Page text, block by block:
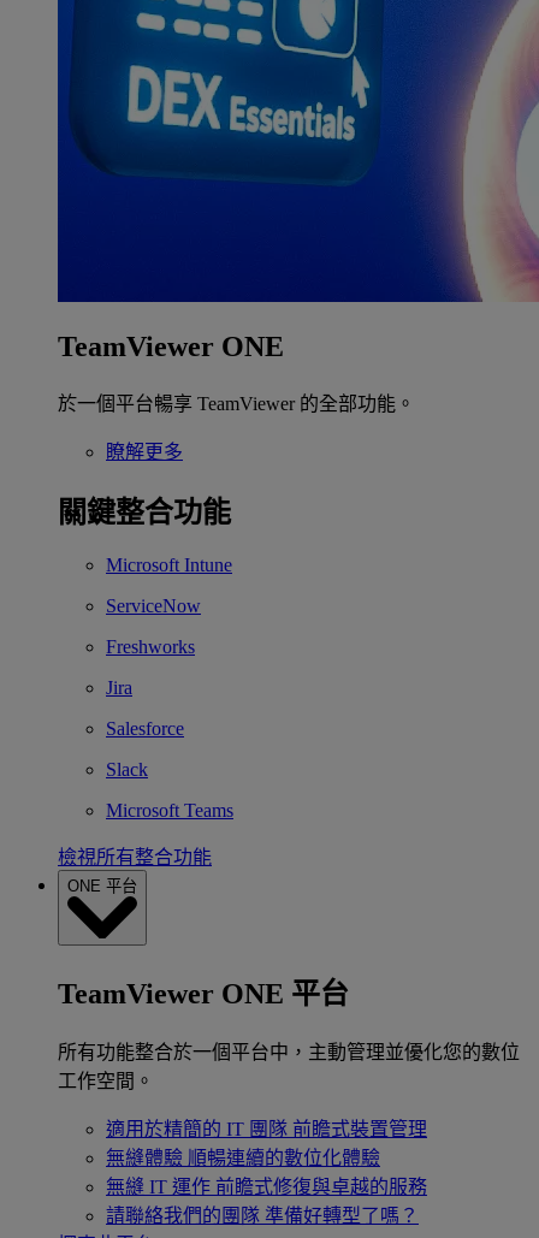
TeamViewer ONE
於一個平台暢享 TeamViewer 的全部功能。
瞭解更多
關鍵整合功能
Microsoft Intune
ServiceNow
Freshworks
Jira
Salesforce
Slack
Microsoft Teams
檢視所有整合功能
ONE 平台
TeamViewer ONE 平台
所有功能整合於一個平台中，主動管理並優化您的數位
工作空間。
適用於精簡的 IT 團隊 前瞻式裝置管理
無縫體驗 順暢連續的數位化體驗
無縫 IT 運作 前瞻式修復與卓越的服務
請聯絡我們的團隊 準備好轉型了嗎？